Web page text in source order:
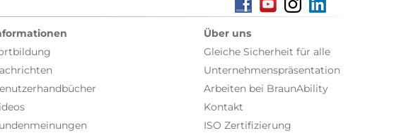
Über uns
Gleiche Sicherheit für alle
Unternehmenspräsentation
Arbeiten bei BraunAbility
Kontakt
ISO Zertifizierung